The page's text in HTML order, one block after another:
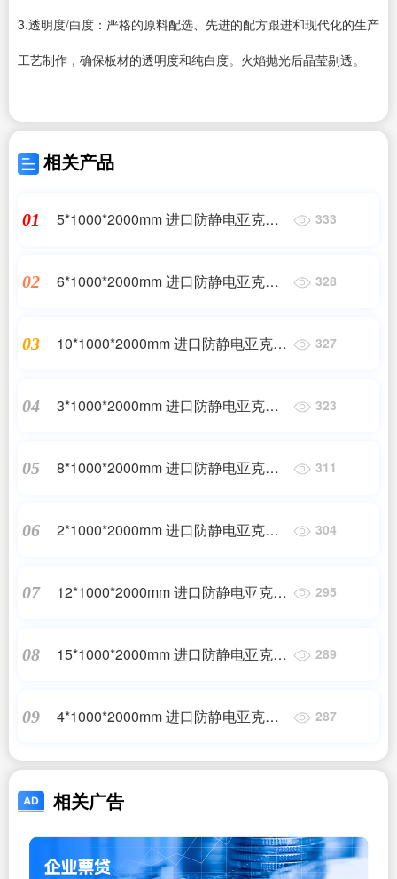
3.透明度/白度：严格的原料配选、先进的配方跟进和现代化的生产
工艺制作，确保板材的透明度和纯白度。火焰抛光后晶莹剔透。
相关产品
01
5*1000*2000mm 进口防静电亚克力
333
02
6*1000*2000mm 进口防静电亚克力
328
03
10*1000*2000mm 进口防静电亚克力
327
04
3*1000*2000mm 进口防静电亚克力
323
05
8*1000*2000mm 进口防静电亚克力
311
06
2*1000*2000mm 进口防静电亚克力
304
07
12*1000*2000mm 进口防静电亚克力
295
08
15*1000*2000mm 进口防静电亚克力
289
09
4*1000*2000mm 进口防静电亚克力
287
相关广告